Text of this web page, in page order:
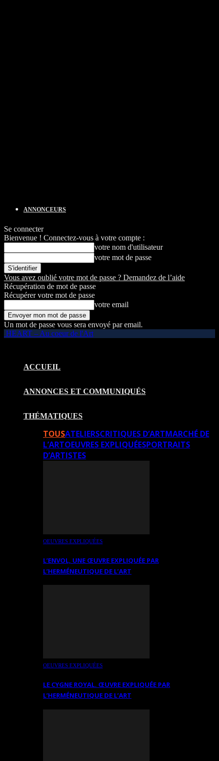
ANNONCEURS
Se connecter
Bienvenue ! Connectez-vous à votre compte :
votre nom d'utilisateur
votre mot de passe
Vous avez oublié votre mot de passe ? Demandez de l’aide
Récupération de mot de passe
Récupérer votre mot de passe
votre email
Un mot de passe vous sera envoyé par email.
HEART – Au coeur de l'Art
ACCUEIL
ANNONCES ET COMMUNIQUÉS
THÉMATIQUES
TOUSATELIERSCRITIQUES D’ARTMARCHÉ DE
L’ARTOEUVRES EXPLIQUÉESPORTRAITS
D’ARTISTES
OEUVRES EXPLIQUÉES
L’ENVOL, UNE ŒUVRE EXPLIQUÉE PAR
L’HERMÉNEUTIQUE DE L’ART
OEUVRES EXPLIQUÉES
LE CYGNE ROYAL. ŒUVRE EXPLIQUÉE PAR
L’HERMÉNEUTIQUE DE L’ART